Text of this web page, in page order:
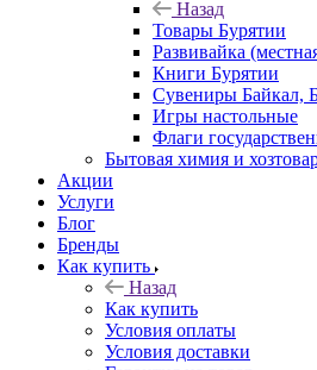
Назад
Товары Бурятии
Развивайка
Книги Бурятии
Сувениры Байкал,
Игры настольные
Флаги
Бытовая химия и
Акции
Услуги
Блог
Бренды
Как купить
Назад
Как купить
Условия оплаты
Условия доставки